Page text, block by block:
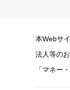
本Webサ
法人等の
「マネー